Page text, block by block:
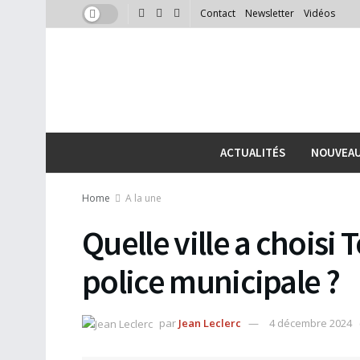
Contact Newsletter Vidéos
ACTUALITÉS
Home A la une
Quelle ville a choisi
police municipale ?
par Jean Leclerc 4 décembre 2024